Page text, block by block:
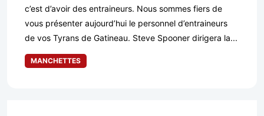
c’est d’avoir des entraineurs. Nous sommes fiers de
vous présenter aujourd’hui le personnel d’entraineurs
de vos Tyrans de Gatineau. Steve Spooner dirigera la...
MANCHETTES